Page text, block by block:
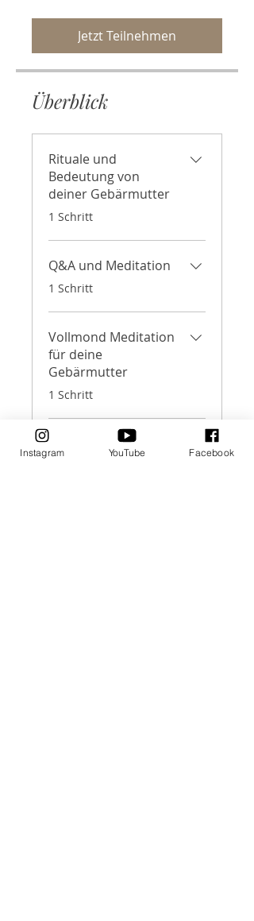
Jetzt Teilnehmen
Überblick
Rituale und
Bedeutung von
deiner Gebärmutter
.1 Schritt
Q&A und Meditation
.1 Schritt
Vollmond Meditation
für deine
Gebärmutter
.1 Schritt
Meditation (Audio)
mit Musik
Instagram YouTube Facebook